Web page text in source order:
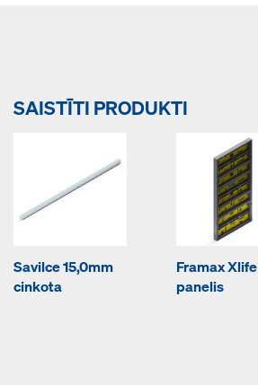
SAISTĪTI PRODUKTI
Savilce 15,0mm
cinkota
Framax Xlife
panelis